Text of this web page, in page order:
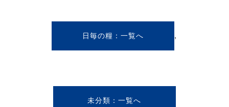
日毎の糧 ,
未分類